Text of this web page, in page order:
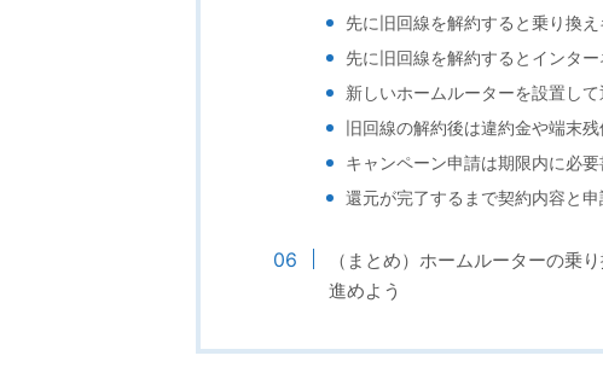
先に旧回線を解約すると乗り換
先に旧回線を解約するとインタ
新しいホームルーターを設置し
旧回線の解約後は違約金や端末
キャンペーン申請は期限内に必
還元が完了するまで契約内容と申
（まとめ）ホームルーターの乗
進めよう